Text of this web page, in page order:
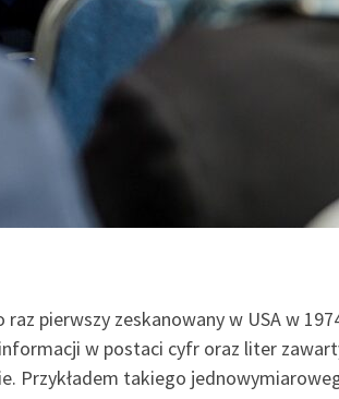
pierwszy zeskanowany w USA w
w postaci cyfr oraz liter
Przykładem takiego